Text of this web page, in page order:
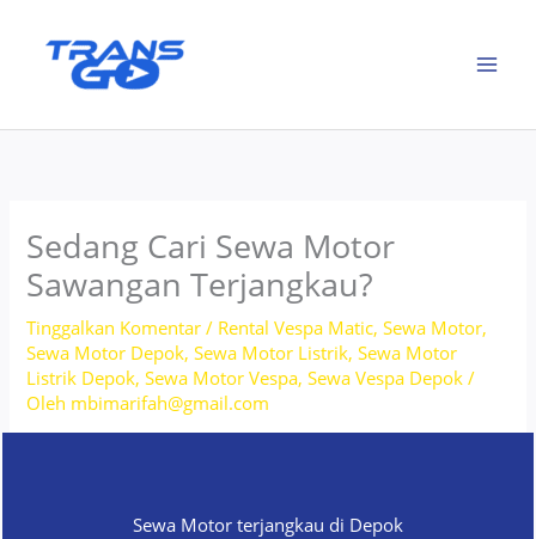
Sedang Cari Sewa Motor
Sawangan Terjangkau?
Tinggalkan Komentar / Rental Vespa Matic,Sewa Motor,
Sewa Motor Depok,Sewa Motor Listrik,Sewa Motor
Listrik Depok,Sewa Motor Vespa,Sewa Vespa Depok /
Oleh mbimarifah@gmail.com
Sewa Motor terjangkau di Depok